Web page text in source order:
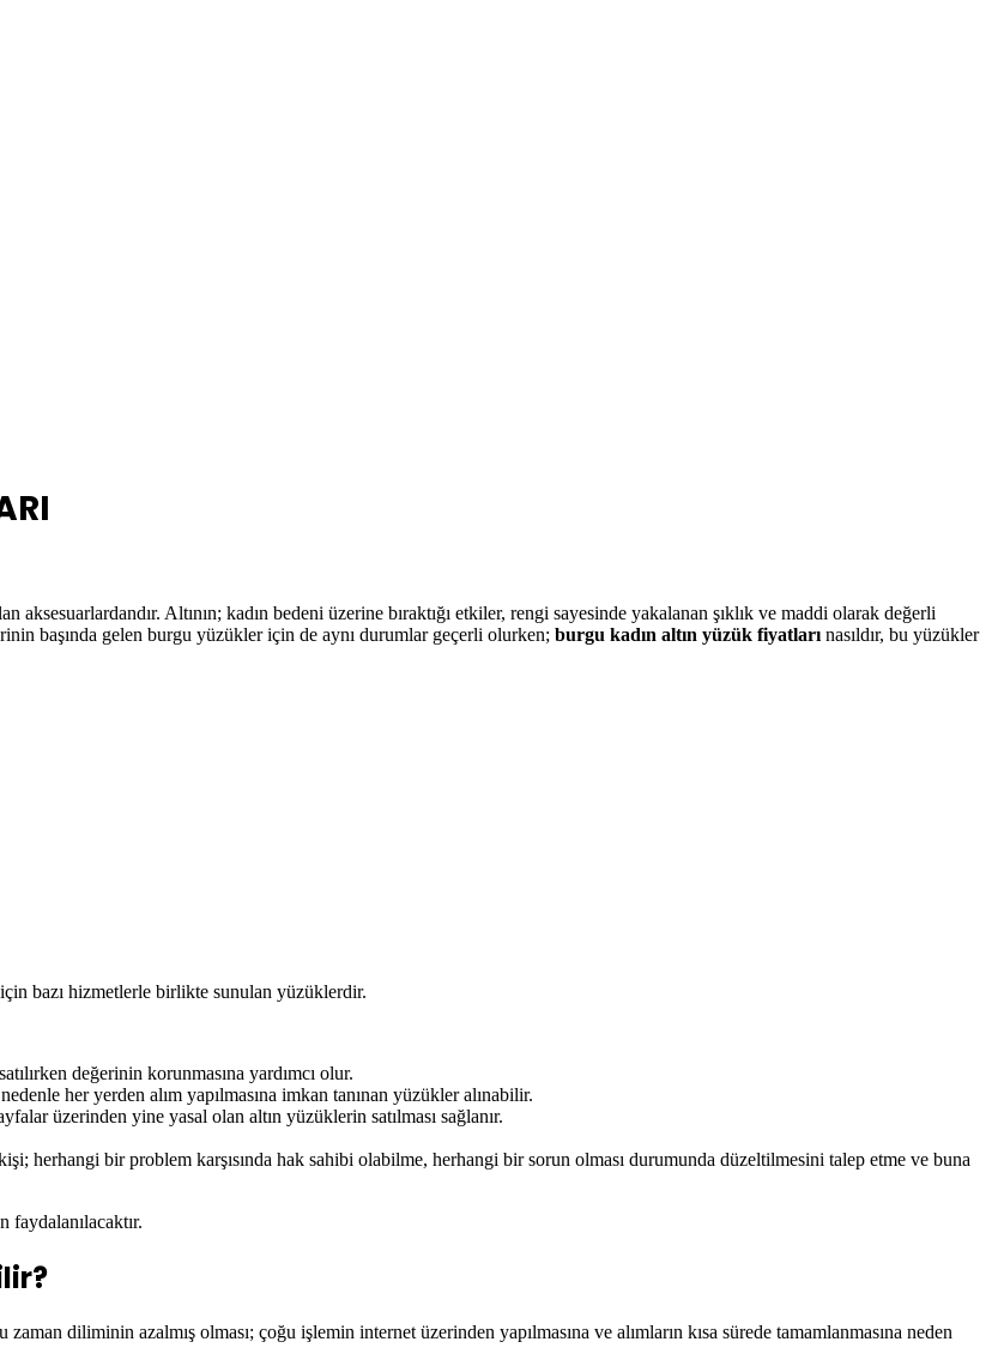
Altının; kadın bedeni üzerine bıraktığı etkiler, rengi sayesinde yakalanan şıklık ve maddi olarak değerli
başında gelen burgu yüzükler için de aynı durumlar geçerli olurken; burgu kadın altın yüzük fiyatlarınasıldır, bu yüzükler
bazı hizmetlerle birlikte sunulan yüzüklerdir.
değerinin korunmasına yardımcı olur.
her yerden alım yapılmasına imkan tanınan yüzükler alınabilir.
üzerinden yine yasal olan altın yüzüklerin satılması sağlanır.
herhangi bir problem karşısında hak sahibi olabilme, herhangi bir sorun olması durumunda düzeltilmesini talep etme ve buna
faydalanılacaktır.
diliminin azalmış olması; çoğu işlemin internet üzerinden yapılmasına ve alımların kısa sürede tamamlanmasına neden